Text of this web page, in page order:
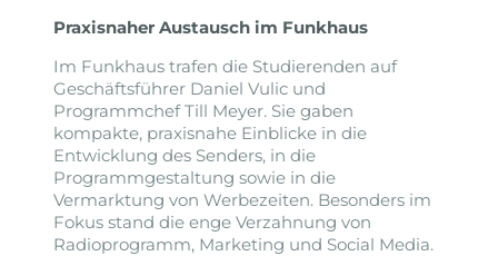
Praxisnaher Austausch im Funkhaus
Im Funkhaus trafen die Studierenden auf
Geschäftsführer Daniel Vulic und
Programmchef Till Meyer. Sie gaben
kompakte, praxisnahe Einblicke in die
Entwicklung des Senders, in die
Programmgestaltung sowie in die
Vermarktung von Werbezeiten. Besonders im
Fokus stand die enge Verzahnung von
Radioprogramm, Marketing und Social Media.